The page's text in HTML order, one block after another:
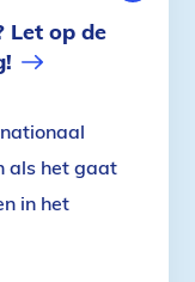
Let op de
als het gaat
in het